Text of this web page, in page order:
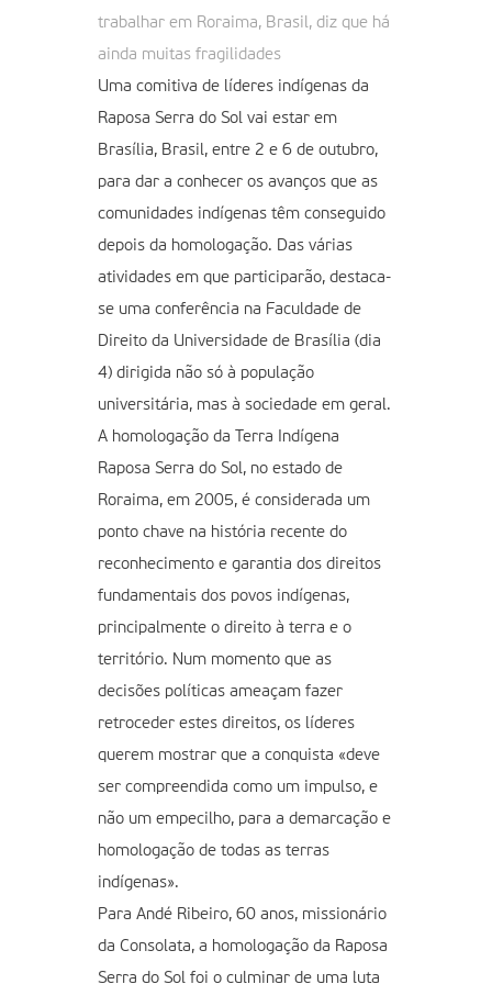
trabalhar em Roraima, Brasil, diz que há
ainda muitas fragilidades
Uma comitiva de líderes indígenas da
Raposa Serra do Sol vai estar em
Brasília, Brasil, entre 2 e 6 de outubro,
para dar a conhecer os avanços que as
comunidades indígenas têm conseguido
depois da homologação. Das várias
atividades em que participarão, destaca-
se uma conferência na Faculdade de
Direito da Universidade de Brasília (dia
4) dirigida não só à população
universitária, mas à sociedade em geral.
A homologação da Terra Indígena
Raposa Serra do Sol, no estado de
Roraima, em 2005, é considerada um
ponto chave na história recente do
reconhecimento e garantia dos direitos
fundamentais dos povos indígenas,
principalmente o direito à terra e o
território. Num momento que as
decisões políticas ameaçam fazer
retroceder estes direitos, os líderes
querem mostrar que a conquista «deve
ser compreendida como um impulso, e
não um empecilho, para a demarcação e
homologação de todas as terras
indígenas».
Para Andé Ribeiro, 60 anos, missionário
da Consolata, a homologação da Raposa
Serra do Sol foi o culminar de uma luta